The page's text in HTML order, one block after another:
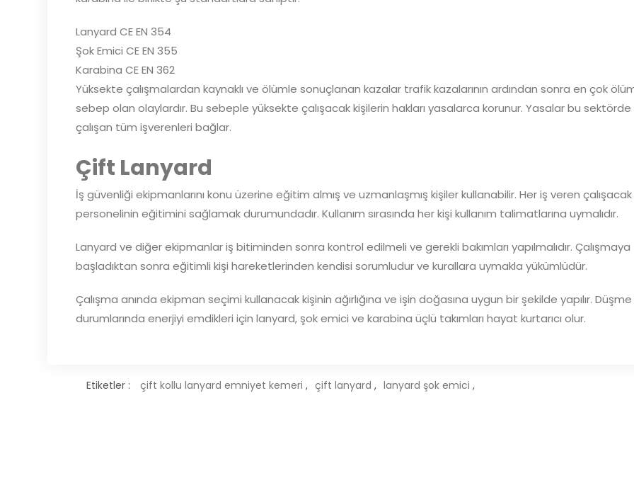
Lanyard CE EN 354
Şok Emici CE EN 355
Karabina CE EN 362
Yüksekte çalışmalardan kaynaklı ve ölümle sonuçlanan kazalar trafik kazalarının ardından sonra en çok
sebep olan olaylardır. Bu sebeple yüksekte çalışacak kişilerin hakları yasalarca korunur. Yasalar bu sektörde
çalışan tüm işverenleri bağlar.
Çift Lanyard
İş güvenliği ekipmanlarını konu üzerine eğitim almış ve uzmanlaşmış kişiler kullanabilir. Her iş veren çalışacak
personelinin eğitimini sağlamak durumundadır. Kullanım sırasında her kişi kullanım talimatlarına uymalıdır.
Lanyard ve diğer ekipmanlar iş bitiminden sonra kontrol edilmeli ve gerekli bakımları yapılmalıdır. Çalışmaya
başladıktan sonra eğitimli kişi hareketlerinden kendisi sorumludur ve kurallara uymakla yükümlüdür.
Çalışma anında ekipman seçimi kullanacak kişinin ağırlığına ve işin doğasına uygun bir şekilde yapılır. Düşme
durumlarında enerjiyi emdikleri için lanyard, şok emici ve karabina üçlü takımları hayat kurtarıcı olur.
Etiketler : çift kollu lanyard emniyet kemeri , çift lanyard , lanyard şok emici ,